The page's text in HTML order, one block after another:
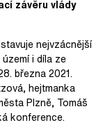
závěru vlády
nejvzácnější
i díla ze
března 2021.
hejtmanka
Plzně, Tomáš
konference.